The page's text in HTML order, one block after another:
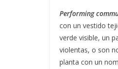
Performing
con un vestido
verde visible, un
violentas, o son
planta con un